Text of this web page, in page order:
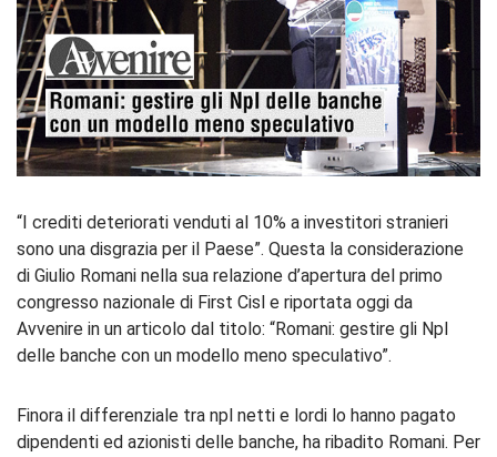
“I crediti deteriorati venduti al 10% a investitori stranieri
sono una disgrazia per il Paese”. Questa la considerazione
di Giulio Romani nella sua relazione d’apertura del primo
congresso nazionale di First Cisl e riportata oggi da
Avvenire in un articolo dal titolo: “Romani: gestire gli Npl
delle banche con un modello meno speculativo”.
Finora il differenziale tra npl netti e lordi lo hanno pagato
dipendenti ed azionisti delle banche, ha ribadito Romani. Per